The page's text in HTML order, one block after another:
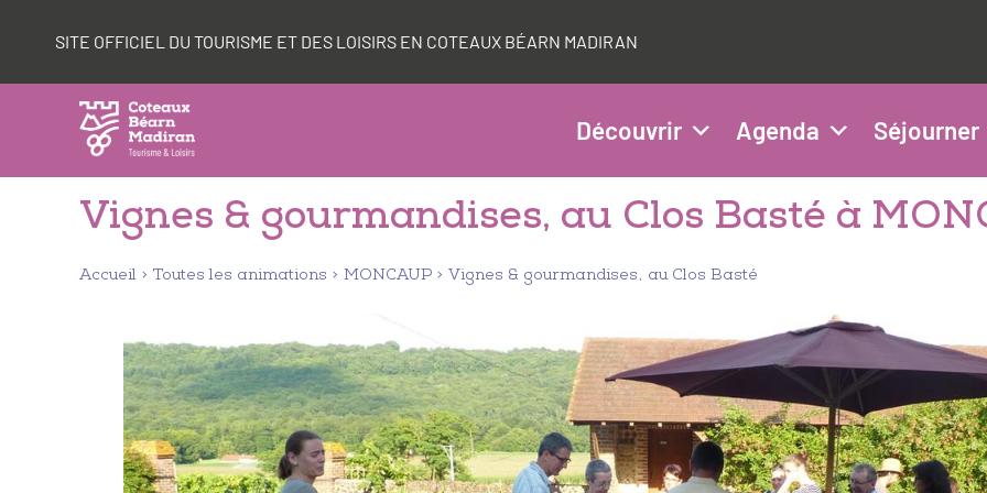
SITE OFFICIEL DU TOURISME ET DES LOISIRS EN COTEAUX BÉARN MADIRAN
Découvrir Agenda Séjourner
Vignes & gourmandises, au Clos Basté à
Accueil Toutes les animations MONCAUP Vignes & gourmandises, au Clos Basté